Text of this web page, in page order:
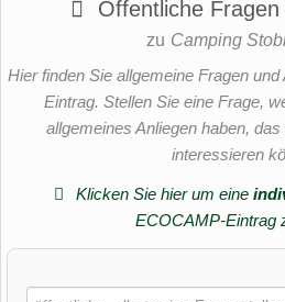
Öffentliche
zu Camping
Hier finden Sie allgemeine Fragen
Eintrag. Stellen Sie eine Frage,
allgemeines Anliegen haben,
interessieren
Klicken Sie hier um eine
ECOCAMP-Eintrag